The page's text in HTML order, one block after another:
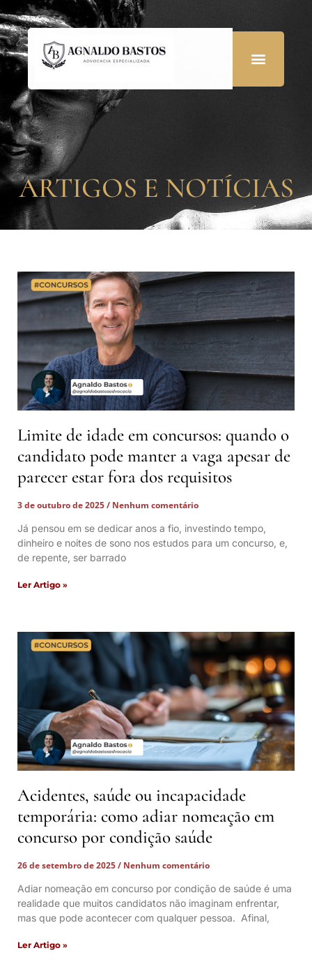
ARTIGOS E NOTÍCIAS
Limite de idade em concursos: quando o
candidato pode manter a vaga apesar de
parecer estar fora dos requisitos
3 de outubro de 2025
Nenhum comentário
Já pensou em se dedicar anos a fio, investindo tempo,
dinheiro e noites de sono nos estudos para um concurso, e,
de repente, ser barrado
Ler Artigo »
Acidentes, saúde ou incapacidade
temporária: como adiar nomeação em
concurso por condição saúde
26 de setembro de 2025
Nenhum comentário
Adiar nomeação em concurso por condição de saúde é uma
realidade que muitos candidatos não imaginam enfrentar,
mas que pode acontecer com qualquer pessoa. Afinal,
Ler Artigo »